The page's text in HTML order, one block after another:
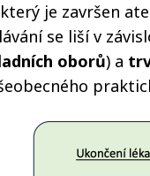
je završen
se liší v
oborů) a